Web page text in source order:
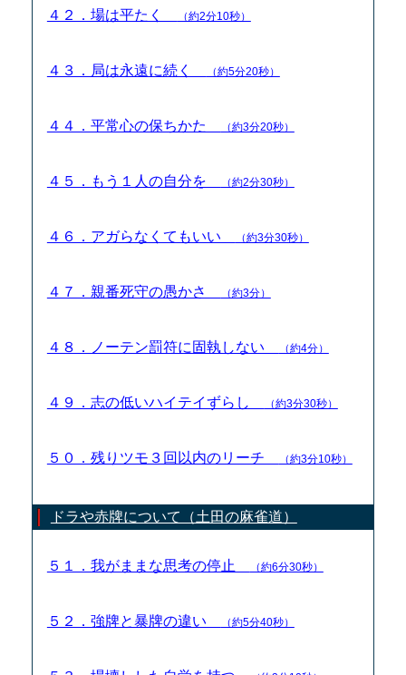
４２．場は平たく （約2分10秒）
４３．局は永遠に続く （約5分20秒）
４４．平常心の保ちかた （約3分20秒）
４５．もう１人の自分を （約2分30秒）
４６．アガらなくてもいい （約3分30秒）
４７．親番死守の愚かさ （約3分）
４８．ノーテン罰符に固執しない （約4分）
４９．志の低いハイテイずらし （約3分30秒）
５０．残りツモ３回以内のリーチ （約3分10秒）
ドラや赤牌について（土田の麻雀道）
５１．我がままな思考の停止 （約6分30秒）
５２．強牌と暴牌の違い （約5分40秒）